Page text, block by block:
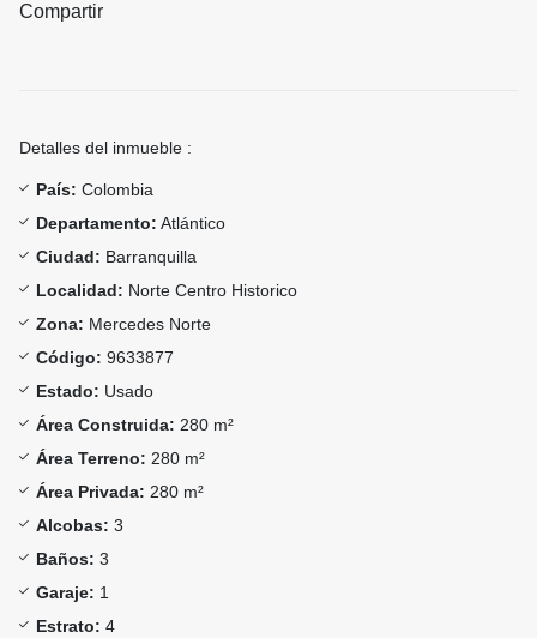
Compartir
Detalles del inmueble :
País: Colombia
Departamento: Atlántico
Ciudad: Barranquilla
Localidad: Norte Centro Historico
Zona: Mercedes Norte
Código: 9633877
Estado: Usado
Área Construida: 280 m²
Área Terreno: 280 m²
Área Privada: 280 m²
Alcobas: 3
Baños: 3
Garaje: 1
Estrato: 4